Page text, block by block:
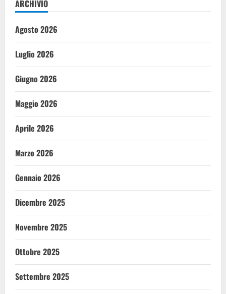
ARCHIVIO
Agosto 2026
Luglio 2026
Giugno 2026
Maggio 2026
Aprile 2026
Marzo 2026
Gennaio 2026
Dicembre 2025
Novembre 2025
Ottobre 2025
Settembre 2025